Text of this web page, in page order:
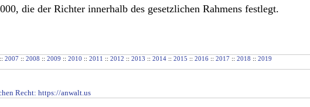
die der Richter innerhalb des gesetzlichen Rahmens festlegt.
:: 2007 :: 2008 :: 2009 :: 2010 :: 2011 :: 2012 :: 2013 :: 2014 :: 2015 :: 2016 :: 2017 :: 2018 :: 2019
Recht: https://anwalt.us